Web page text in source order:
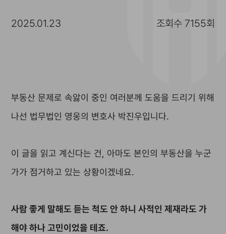
2025.01.23 조회수 7155회
부동산 문제로 속앓이 중인 여러분께 도움을 드리기 위해
나선 법무법인 영웅의 변호사 박진우입니다.
이 글을 읽고 계신다는 건, 아마도 본인의 부동산을 누군
가가 점거하고 있는 상황이겠네요.
사람 좋게 말해도 듣는 척도 안 하니 사적인 제재라도 가
해야 하나 고민이었을 테죠.